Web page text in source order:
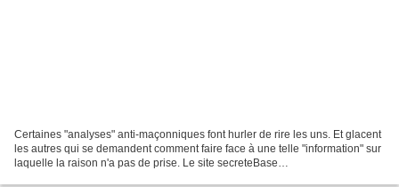
Certaines "analyses" anti-maçonniques font hurler de rire les uns. Et glacent
les autres qui se demandent comment faire face à une telle "information" sur
laquelle la raison n'a pas de prise. Le site secreteBase